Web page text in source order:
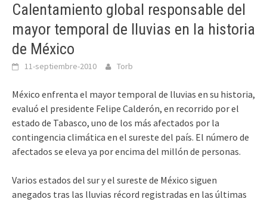
Calentamiento global responsable del
mayor temporal de lluvias en la historia
de México
11-septiembre-2010 Torb
México enfrenta el mayor temporal de lluvias en su historia,
evaluó el presidente Felipe Calderón, en recorrido por el
estado de Tabasco, uno de los más afectados por la
contingencia climática en el sureste del país. El número de
afectados se eleva ya por encima del millón de personas.
Varios estados del sur y el sureste de México siguen
anegados tras las lluvias récord registradas en las últimas